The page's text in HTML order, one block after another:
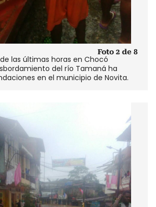
las últimas horas en Chocó
del río Tamaná ha
en el municipio de Novita.
Foto 2 de 8